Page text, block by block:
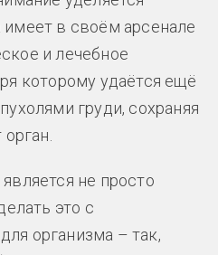
в своём арсенале
и лечебное
которому удаётся ещё
груди, сохраняя
орган.
не просто
это с
организма – так,